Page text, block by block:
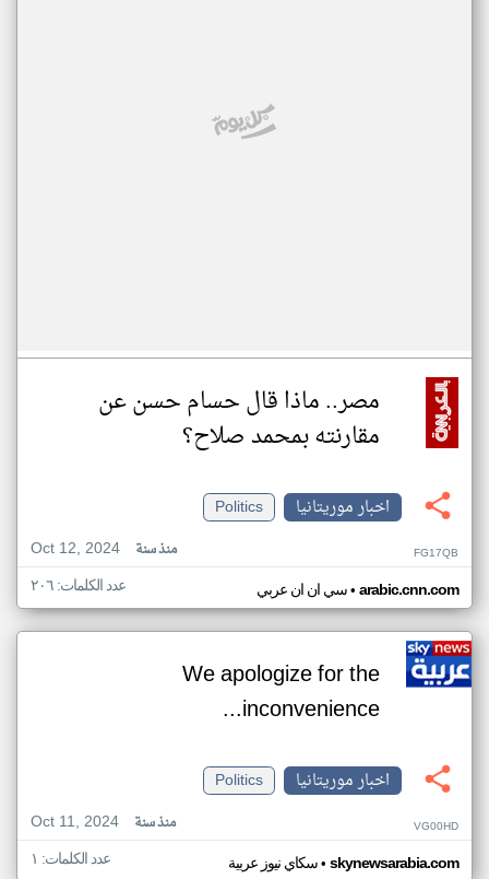
مصر.. ماذا قال حسام حسن عن
مقارنته بمحمد صلاح؟
اخبار موريتانيا
Politics
Oct 12, 2024
منذ سنة FG17QB
سي ان ان عربي• arabic.cnn.com عدد الكلمات: ٢٠٦
We apologize for the
inconvenience...
اخبار موريتانيا
Politics
Oct 11, 2024
منذ سنة VG00HD
سكاي نيوز عربية• skynewsarabia.com عدد الكلمات: ١